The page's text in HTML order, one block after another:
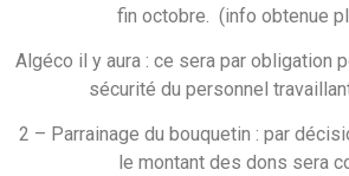
fin octobre. (info obtenue
Algéco il y aura : ce sera par obligation
sécurité du personnel
2 – Parrainage du bouquetin : par
le montant des dons sera